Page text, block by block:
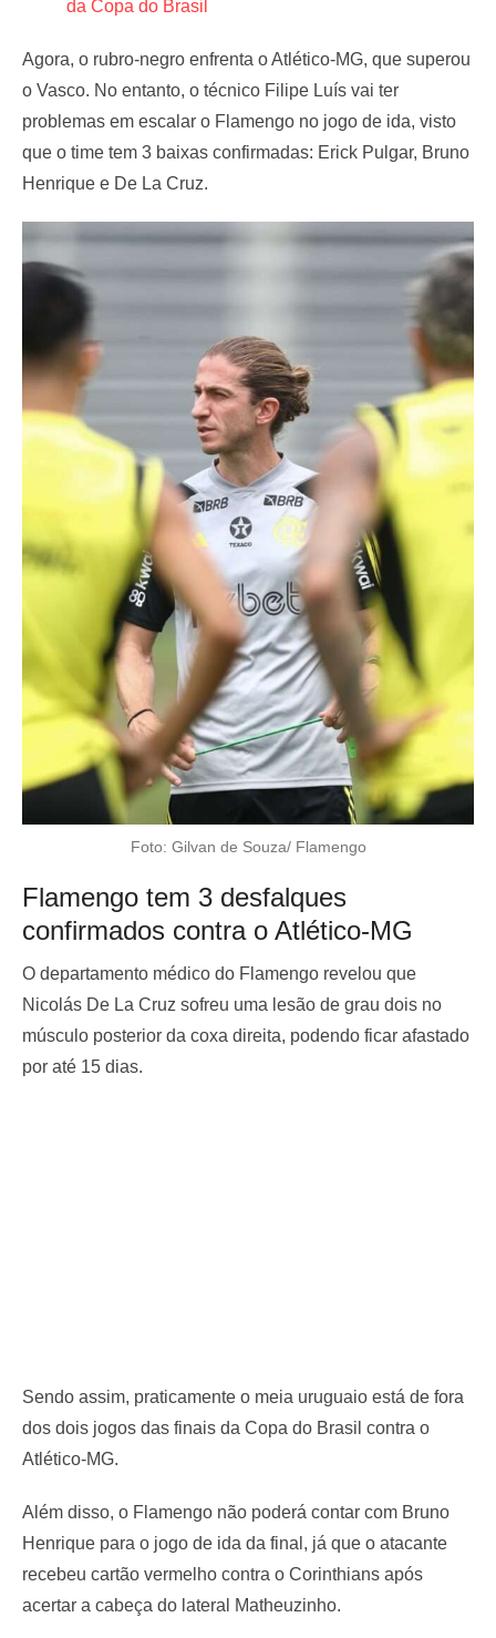
da Copa do Brasil
Agora, o rubro-negro enfrenta o Atlético-MG, que superou
o Vasco. No entanto, o técnico Filipe Luís vai ter
problemas em escalar o Flamengo no jogo de ida, visto
que o time tem 3 baixas confirmadas: Erick Pulgar, Bruno
Henrique e De La Cruz.
Foto: Gilvan de Souza/ Flamengo
Flamengo tem 3 desfalques
confirmados contra o Atlético-MG
O departamento médico do Flamengo revelou que
Nicolás De La Cruz sofreu uma lesão de grau dois no
músculo posterior da coxa direita, podendo ficar afastado
por até 15 dias.
Sendo assim, praticamente o meia uruguaio está de fora
dos dois jogos das finais da Copa do Brasil contra o
Atlético-MG.
Além disso, o Flamengo não poderá contar com Bruno
Henrique para o jogo de ida da final, já que o atacante
recebeu cartão vermelho contra o Corinthians após
acertar a cabeça do lateral Matheuzinho.